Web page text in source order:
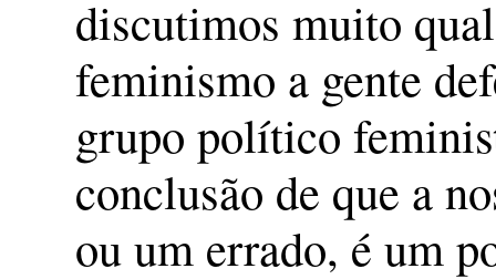
discutimos muito
feminismo a gente
grupo político
conclusão de que a
ou um errado, é um